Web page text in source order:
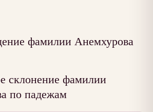
фамилии Анемхурова
склонение фамилии
по падежам